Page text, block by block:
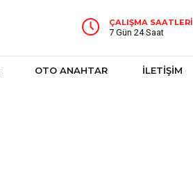
ÇALIŞMA SAATLERİ
7 Gün 24 Saat
OTO ANAHTAR İLETİŞİM